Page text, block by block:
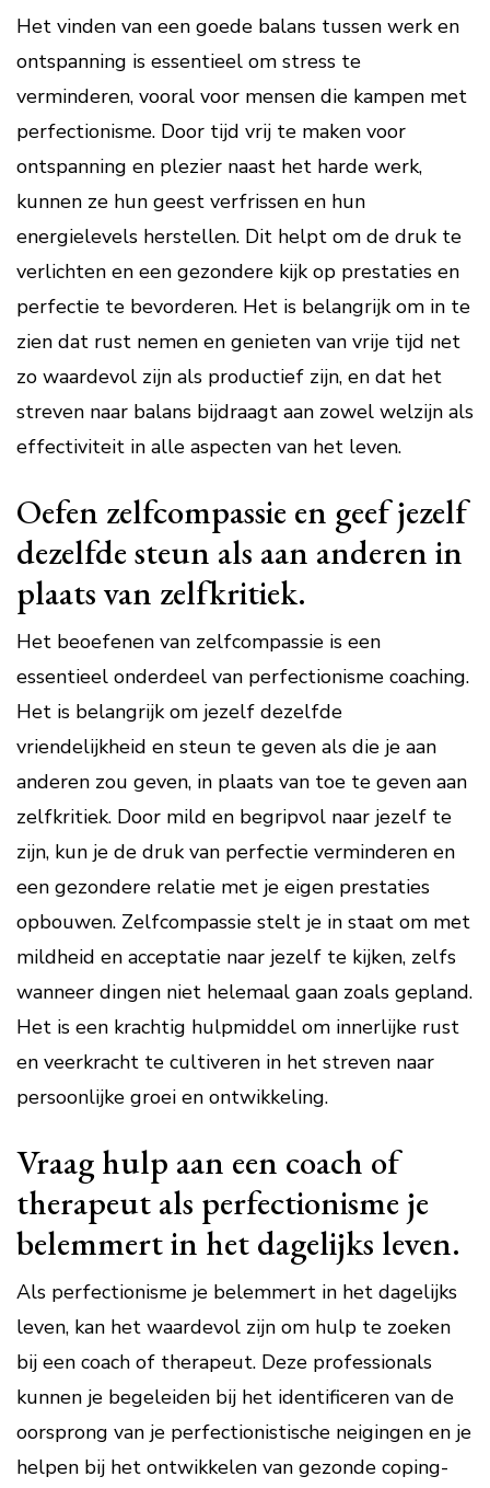
Het vinden van een goede balans tussen werk en
ontspanning is essentieel om stress te
verminderen, vooral voor mensen die kampen met
perfectionisme. Door tijd vrij te maken voor
ontspanning en plezier naast het harde werk,
kunnen ze hun geest verfrissen en hun
energielevels herstellen. Dit helpt om de druk te
verlichten en een gezondere kijk op prestaties en
perfectie te bevorderen. Het is belangrijk om in te
zien dat rust nemen en genieten van vrije tijd net
zo waardevol zijn als productief zijn, en dat het
streven naar balans bijdraagt aan zowel welzijn als
effectiviteit in alle aspecten van het leven.
Oefen zelfcompassie en geef jezelf
dezelfde steun als aan anderen in
plaats van zelfkritiek.
Het beoefenen van zelfcompassie is een
essentieel onderdeel van perfectionisme coaching.
Het is belangrijk om jezelf dezelfde
vriendelijkheid en steun te geven als die je aan
anderen zou geven, in plaats van toe te geven aan
zelfkritiek. Door mild en begripvol naar jezelf te
zijn, kun je de druk van perfectie verminderen en
een gezondere relatie met je eigen prestaties
opbouwen. Zelfcompassie stelt je in staat om met
mildheid en acceptatie naar jezelf te kijken, zelfs
wanneer dingen niet helemaal gaan zoals gepland.
Het is een krachtig hulpmiddel om innerlijke rust
en veerkracht te cultiveren in het streven naar
persoonlijke groei en ontwikkeling.
Vraag hulp aan een coach of
therapeut als perfectionisme je
belemmert in het dagelijks leven.
Als perfectionisme je belemmert in het dagelijks
leven, kan het waardevol zijn om hulp te zoeken
bij een coach of therapeut. Deze professionals
kunnen je begeleiden bij het identificeren van de
oorsprong van je perfectionistische neigingen en je
helpen bij het ontwikkelen van gezonde coping-